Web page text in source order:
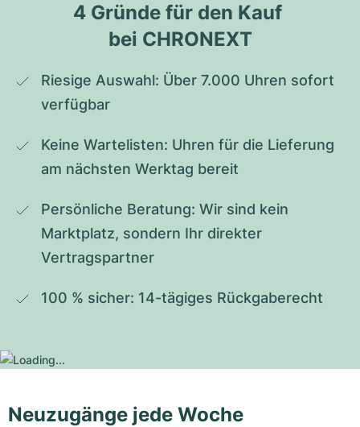
4 Gründe für den Kauf
bei CHRONEXT
Riesige Auswahl: Über 7.000 Uhren sofort
verfügbar
Keine Wartelisten: Uhren für die Lieferung
am nächsten Werktag bereit
Persönliche Beratung: Wir sind kein
Marktplatz, sondern Ihr direkter
Vertragspartner
100 % sicher: 14-tägiges Rückgaberecht
Neuzugänge jede Woche